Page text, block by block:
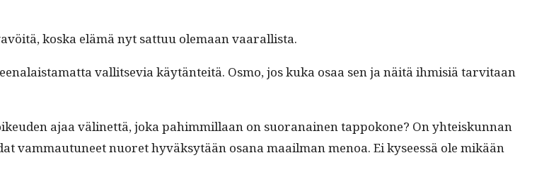
kos­ka elämä nyt sat­tuu ole­maan vaarallista.
val­lit­se­via käytän­teitä. Osmo, jos kuka osaa sen ja näitä ihmisiä tarvi­taan
ajaa välinet­tä, joka pahim­mil­laan on suo­ranainen tap­pokone? On yhteiskun­nan
vam­mau­tuneet nuoret hyväksytään osana maail­man menoa. Ei kyseessä ole mikään